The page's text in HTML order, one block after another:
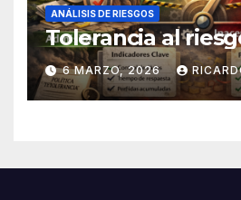
ANÁLISIS DE RIESGOS
Tolerancia al
6 MARZO, 2026